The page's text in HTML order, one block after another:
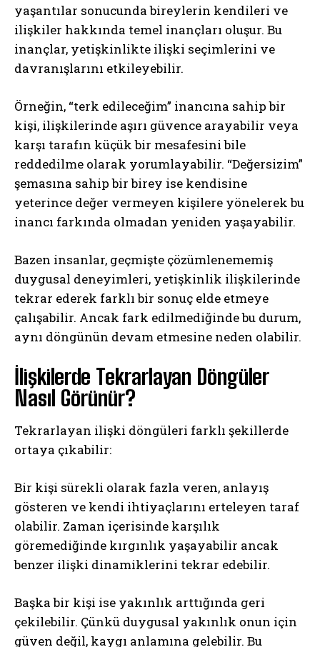
yaşantılar sonucunda bireylerin kendileri ve
ilişkiler hakkında temel inançları oluşur. Bu
inançlar, yetişkinlikte ilişki seçimlerini ve
davranışlarını etkileyebilir.
Örneğin, “terk edileceğim” inancına sahip bir
kişi, ilişkilerinde aşırı güvence arayabilir veya
karşı tarafın küçük bir mesafesini bile
reddedilme olarak yorumlayabilir. “Değersizim”
şemasına sahip bir birey ise kendisine
yeterince değer vermeyen kişilere yönelerek bu
inancı farkında olmadan yeniden yaşayabilir.
Bazen insanlar, geçmişte çözümlenememiş
duygusal deneyimleri, yetişkinlik ilişkilerinde
tekrar ederek farklı bir sonuç elde etmeye
çalışabilir. Ancak fark edilmediğinde bu durum,
aynı döngünün devam etmesine neden olabilir.
İlişkilerde Tekrarlayan Döngüler
Nasıl Görünür?
Tekrarlayan ilişki döngüleri farklı şekillerde
ortaya çıkabilir:
Bir kişi sürekli olarak fazla veren, anlayış
gösteren ve kendi ihtiyaçlarını erteleyen taraf
olabilir. Zaman içerisinde karşılık
göremediğinde kırgınlık yaşayabilir ancak
benzer ilişki dinamiklerini tekrar edebilir.
Başka bir kişi ise yakınlık arttığında geri
çekilebilir. Çünkü duygusal yakınlık onun için
güven değil, kaygı anlamına gelebilir. Bu